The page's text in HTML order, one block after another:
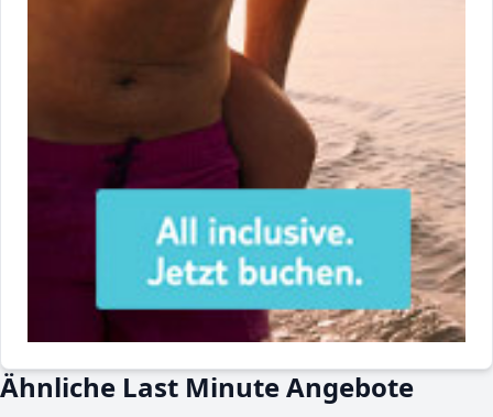
Ähnliche Last Minute Angebote